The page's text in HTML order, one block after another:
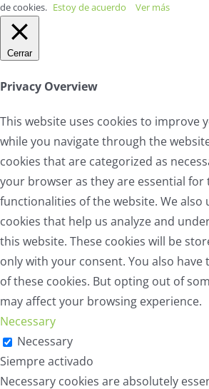
de cookies. Estoy de acuerdo Ver más
Cerrar
Privacy Overview
This website uses cookies to improve
while you navigate through the
cookies that are categorized as
your browser as they are essential for
functionalities of the website. We also
cookies that help us analyze and
this website. These cookies will be
only with your consent. You also
of these cookies. But opting out of
may affect your browsing experience.
Necessary
Necessary
Siempre activado
Necessary cookies are absolutely